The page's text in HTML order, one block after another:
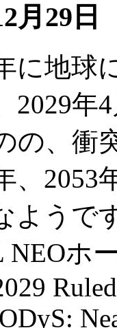
月29日
に地球
2029年
の、衝
、2053
ようで
NEOホ